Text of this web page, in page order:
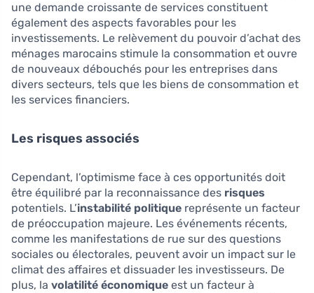
une demande croissante de services constituent
également des aspects favorables pour les
investissements. Le relèvement du pouvoir d’achat des
ménages marocains stimule la consommation et ouvre
de nouveaux débouchés pour les entreprises dans
divers secteurs, tels que les biens de consommation et
les services financiers.
Les risques associés
Cependant, l’optimisme face à ces opportunités doit
être équilibré par la reconnaissance des risques
potentiels. L’instabilité politique représente un facteur
de préoccupation majeure. Les événements récents,
comme les manifestations de rue sur des questions
sociales ou électorales, peuvent avoir un impact sur le
climat des affaires et dissuader les investisseurs. De
plus, la volatilité économique est un facteur à